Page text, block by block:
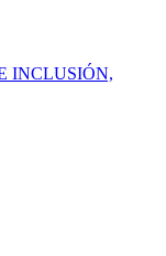
INCLUSIÓN,